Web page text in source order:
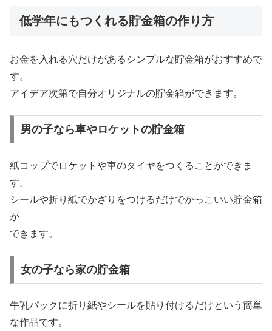
低学年にもつくれる貯金箱の作り方
お金を入れる穴だけがあるシンプルな貯金箱がおすすめで
す。
アイデア次第で自分オリジナルの貯金箱ができます。
男の子なら車やロケットの貯金箱
紙コップでロケットや車のタイヤをつくることができま
す。
シールや折り紙でかざりをつけるだけでかっこいい貯金箱
が
できます。
女の子なら家の貯金箱
牛乳パックに折り紙やシールを貼り付けるだけという簡単
な作品です。